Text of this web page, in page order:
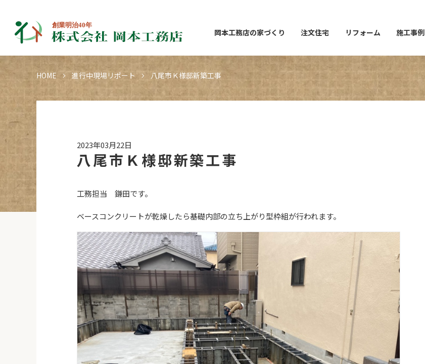
岡本工務店の家づくり 注文住宅 リフォーム 施工事例
HOME 進行中現場リポート 八尾市Ｋ様邸新築工事
2023年03月22日
八尾市Ｋ様邸新築工事
工務担当 鎌田です。
ベースコンクリートが乾燥したら基礎内部の立ち上がり型枠組が行われます。